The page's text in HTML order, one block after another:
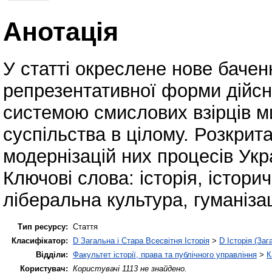
Анотація
У статті окреслене нове
репрезентативної форми
системою смислових взірців
суспільства в цілому.
модернізацій них процесів
Ключові слова: історія,
ліберальна культура,
Тип ресурсу: Стаття
Класифікатор:
D Загальна і Стара Всесвітня Історія > D Історія
Відділи: Факультет історії, права та публічного управління >
Користувач: Користувачі 1113 не знайдено.